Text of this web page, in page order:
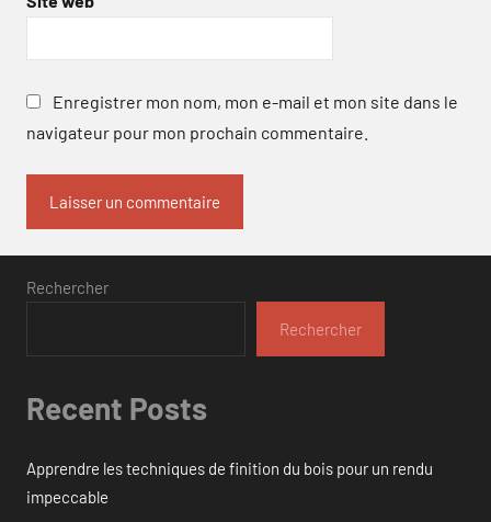
Enregistrer mon nom, mon e-mail et mon site dans le
navigateur pour mon prochain commentaire.
Rechercher
Rechercher
Recent Posts
Apprendre les techniques de finition du bois pour un rendu
impeccable